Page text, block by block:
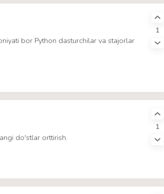
1
bor Python dasturchilar va stajorlar
1
do'stlar orttirish.